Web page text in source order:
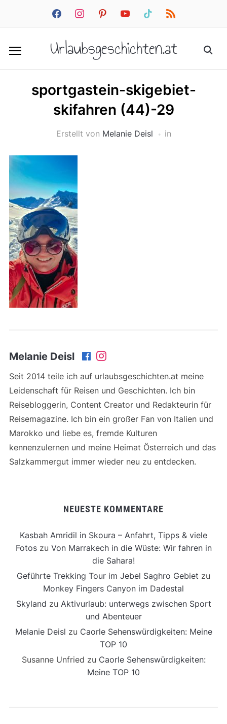
facebookinstagrampinterestyoutube tiktok rss
Urlaubsgeschichten.at
sportgastein-skigebiet-
skifahren (44)-29
Erstellt von Melanie Deisl in
Melanie Deisl
Seit 2014 teile ich auf urlaubsgeschichten.at meine
Leidenschaft für Reisen und Geschichten. Ich bin
Reisebloggerin, Content Creator und Redakteurin für
Reisemagazine. Ich bin ein großer Fan von Italien und
Marokko und liebe es, fremde Kulturen
kennenzulernen und meine Heimat Österreich und das
Salzkammergut immer wieder neu zu entdecken.
NEUESTE KOMMENTARE
Kasbah Amridil in Skoura – Anfahrt, Tipps & viele
Fotoszu Von Marrakech in die Wüste: Wir fahren in
die Sahara!
Geführte Trekking Tour im Jebel Saghro Gebiet zu
Monkey Fingers Canyon im Dadestal
Skyland zu Aktivurlaub: unterwegs zwischen Sport
und Abenteuer
Melanie Deisl zu Caorle Sehenswürdigkeiten: Meine
TOP 10
Susanne Unfried zu Caorle Sehenswürdigkeiten:
Meine TOP 10